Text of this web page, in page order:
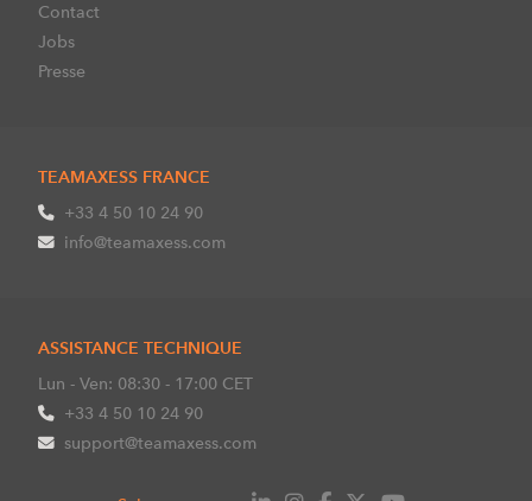
Contact
Jobs
Presse
TEAMAXESS FRANCE
+33 4 50 10 24 90
info@teamaxess.com
ASSISTANCE TECHNIQUE
Lun - Ven: 08:30 - 17:00 CET
+33 4 50 10 24 90
support@teamaxess.com